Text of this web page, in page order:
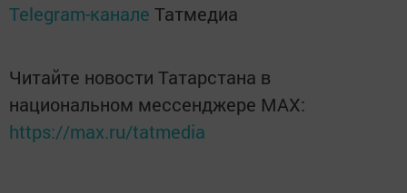
Telegram-канале Татмедиа
Читайте новости Татарстана в
национальном мессенджере MАХ:
https://max.ru/tatmedia